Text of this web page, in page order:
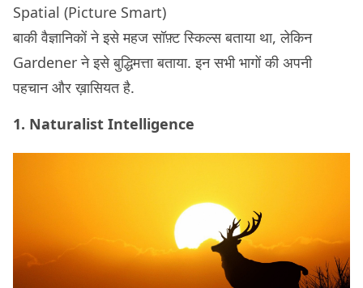
Spatial (Picture Smart)
बाकी वैज्ञानिकों ने इसे महज सॉफ़्ट स्किल्स बताया था, लेकिन
Gardener ने इसे बुद्धिमत्ता बताया. इन सभी भागों की अपनी
पहचान और ख़ासियत है.
1. Naturalist Intelligence